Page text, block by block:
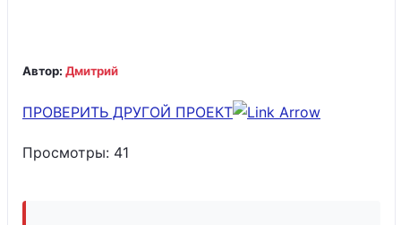
Автор: Дмитрий
ПРОВЕРИТЬ ДРУГОЙ ПРОЕКТ
Просмотры: 41